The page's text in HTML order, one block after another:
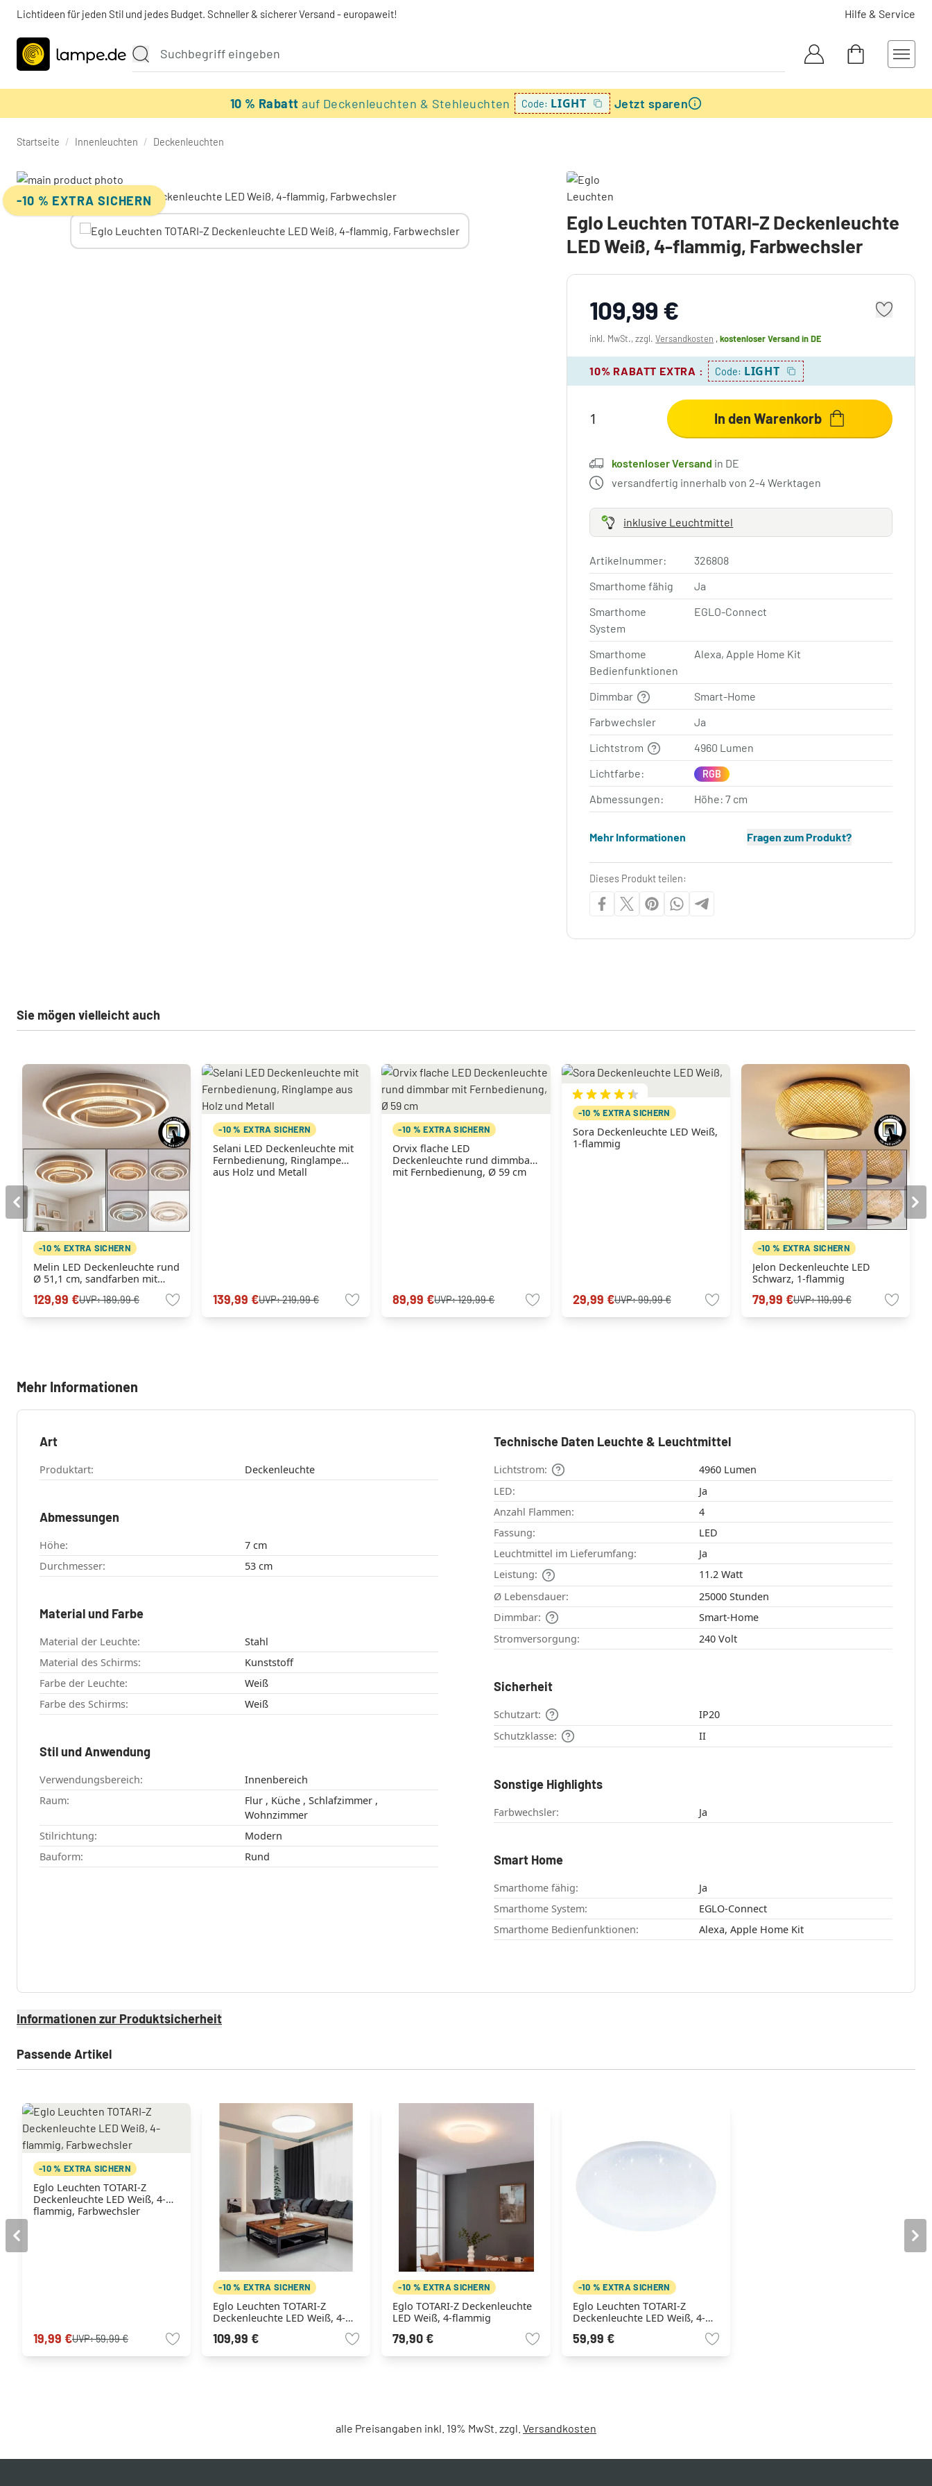
Lichtideen für jeden Stil und jedes Budget. Schneller & sicherer Versand - europaweit! Hilfe & Service
10 % Rabattauf Deckenleuchten & Stehleuchten Code: LIGHT Jetzt sparen
Startseite / Innenleuchten / Deckenleuchten
-10 % EXTRA SICHERN
Eglo Leuchten TOTARI-Z Deckenleuchte
LED Weiß, 4-flammig, Farbwechsler
109,99 €
inkl. MwSt., zzgl.Versandkosten ,kostenloser Versandin DE
10% RABATT EXTRA : Code: LIGHT
In den Warenkorb
kostenloser Versand in DE
versandfertig innerhalb von 2-4 Werktagen
inklusive Leuchtmittel
Artikelnummer:
326808
Smarthome fähig
Ja
Smarthome
System
EGLO-Connect
Smarthome
Bedienfunktionen
Alexa, Apple Home Kit
Dimmbar
Smart-Home
Farbwechsler
Ja
Lichtstrom
4960 Lumen
Lichtfarbe:
RGB
Abmessungen: Höhe: 7 cm
Mehr Informationen Fragen zum Produkt?
Dieses Produkt teilen:
Sie mögen vielleicht auch
-10 % EXTRA SICHERN
Melin LED Deckenleuchte rund
Ø 51,1 cm, sandfarben mit
129,99 €UVP:189,99 €
-10 % EXTRA SICHERN
Selani LED Deckenleuchte mit
Fernbedienung, Ringlampe
aus Holz und Metall
139,99 €UVP:219,99 €
-10 % EXTRA SICHERN
Orvix flache LED
Deckenleuchte rund dimmbar
mit Fernbedienung, Ø 59 cm
89,99 €UVP:129,99 €
-10 % EXTRA SICHERN
Sora Deckenleuchte LED Weiß,
1-flammig
29,99 €UVP:99,99 €
-10 % EXTRA SICHERN
Jelon Deckenleuchte LED
Schwarz, 1-flammig
79,99 €UVP:119,99 €
Mehr Informationen
Art
Produktart: Deckenleuchte
Abmessungen
Höhe:
7 cm
Durchmesser:
53 cm
Material und Farbe
Material der Leuchte:
Stahl
Material des Schirms:
Kunststoff
Farbe der Leuchte:
Weiß
Farbe des Schirms:
Weiß
Stil und Anwendung
Verwendungsbereich:
Innenbereich
Raum:
Flur , Küche , Schlafzimmer ,
Wohnzimmer
Stilrichtung:
Modern
Bauform:
Rund
Technische Daten Leuchte & Leuchtmittel
Lichtstrom:
4960 Lumen
LED:
Ja
Anzahl Flammen:
4
Fassung:
LED
Leuchtmittel im Lieferumfang:
Ja
Leistung:
11.2 Watt
Ø Lebensdauer:
25000 Stunden
Dimmbar:
Smart-Home
Stromversorgung:
240 Volt
Sicherheit
Schutzart:
IP20
Schutzklasse:
II
Sonstige Highlights
Farbwechsler: Ja
Smart Home
Smarthome fähig:
Ja
Smarthome System:
EGLO-Connect
Smarthome Bedienfunktionen:
Alexa, Apple Home Kit
Informationen zur Produktsicherheit
Passende Artikel
-10 % EXTRA SICHERN
Eglo Leuchten TOTARI-Z
Deckenleuchte LED Weiß, 4-
flammig, Farbwechsler
19,99 €UVP:59,99 €
-10 % EXTRA SICHERN
Eglo Leuchten TOTARI-Z
Deckenleuchte LED Weiß, 4-
109,99 €
-10 % EXTRA SICHERN
Eglo TOTARI-Z Deckenleuchte
LED Weiß, 4-flammig
79,90 €
-10 % EXTRA SICHERN
Eglo Leuchten TOTARI-Z
Deckenleuchte LED Weiß, 4-
59,99 €
alle Preisangaben inkl. 19% MwSt. zzgl. Versandkosten